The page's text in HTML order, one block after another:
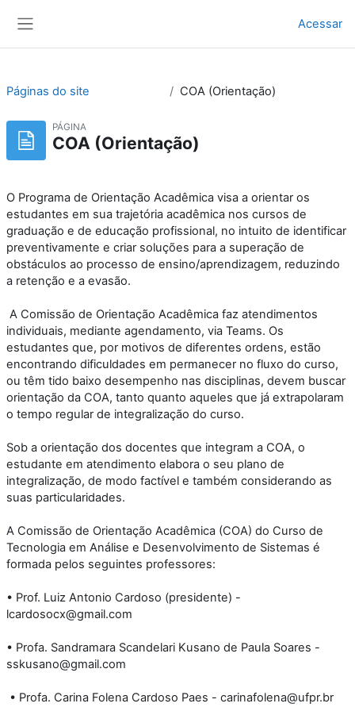
Acessar
Páginas do site COA (Orientação)
PÁGINA
COA (Orientação)
O Programa de Orientação Acadêmica visa a orientar os
estudantes em sua trajetória acadêmica nos cursos de
graduação e de educação profissional, no intuito de identificar
preventivamente e criar soluções para a superação de
obstáculos ao processo de ensino/aprendizagem, reduzindo
a retenção e a evasão.
A Comissão de Orientação Acadêmica faz atendimentos
individuais, mediante agendamento, via Teams. Os
estudantes que, por motivos de diferentes ordens, estão
encontrando dificuldades em permanecer no fluxo do curso,
ou têm tido baixo desempenho nas disciplinas, devem buscar
orientação da COA, tanto quanto aqueles que já extrapolaram
o tempo regular de integralização do curso.
Sob a orientação dos docentes que integram a COA, o
estudante em atendimento elabora o seu plano de
integralização, de modo factível e também considerando as
suas particularidades.
A Comissão de Orientação Acadêmica (COA) do Curso de
Tecnologia em Análise e Desenvolvimento de Sistemas é
formada pelos seguintes professores:
• Prof. Luiz Antonio Cardoso (presidente) -
lcardosocx@gmail.com
• Profa. Sandramara Scandelari Kusano de Paula Soares -
sskusano@gmail.com
• Profa. Carina Folena Cardoso Paes - carinafolena@ufpr.br